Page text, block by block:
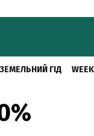
ЗЕМЕЛЬНИЙ ГІД